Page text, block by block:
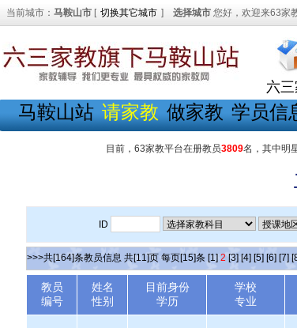
当前城市： 马鞍山市 [ 切换其它城市 ] 选择城市 您好，欢迎来63家
六
马鞍山站 请家教 做家教 学员信
目前，63家教平台在册教员3809名，其中明
ID
>>>共[164]条教员信息 共[11]页 每页[15]条 [1] 2 [3] [4] [5] [6] [7]
教员
编号
姓名
性别
目前身份
学历
学校
专业